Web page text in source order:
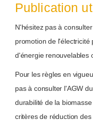
Publication
N'hésitez pas à
promotion de
d'énergie renouvelables
Pour les règles en
pas à consulter l'AGW
durabilité de la
critères de réduction